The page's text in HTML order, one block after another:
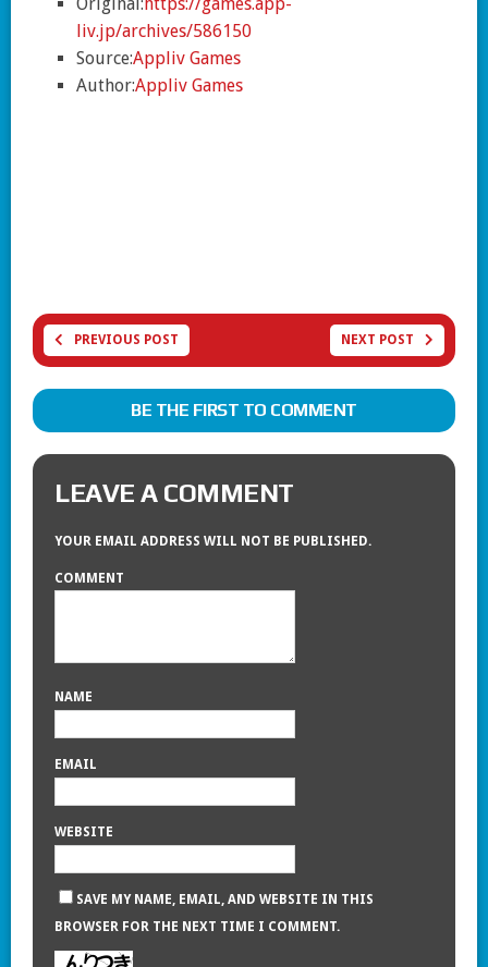
liv.jp/archives/586150
Source:Appliv Games
Author:Appliv Games
PREVIOUS POST NEXT POST
BE THE FIRST TO COMMENT
LEAVE A COMMENT
YOUR EMAIL ADDRESS WILL NOT BE PUBLISHED.
COMMENT
NAME
EMAIL
WEBSITE
SAVE MY NAME, EMAIL, AND WEBSITE IN THIS
BROWSER FOR THE NEXT TIME I COMMENT.